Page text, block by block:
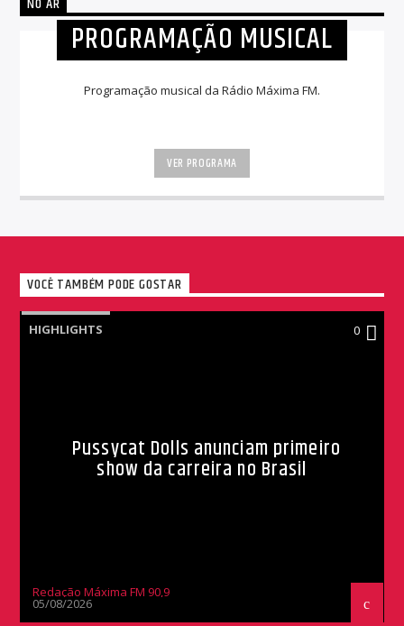
PROGRAMAÇÃO MUSICAL
Programação musical da Rádio Máxima FM.
VER PROGRAMA
VOCÊ TAMBÉM PODE GOSTAR
HIGHLIGHTS 0
Pussycat Dolls anunciam primeiro
show da carreira no Brasil
Redação Máxima FM 90,9
05/08/2026